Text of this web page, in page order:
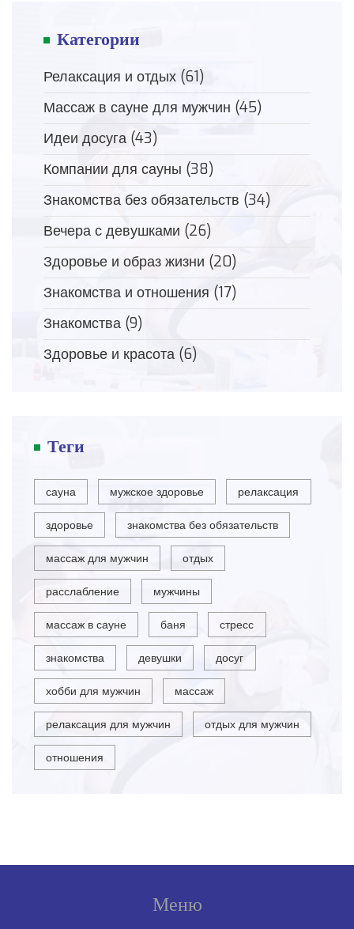
Категории
Релаксация и отдых (61)
Массаж в сауне для мужчин (45)
Идеи досуга (43)
Компании для сауны (38)
Знакомства без обязательств (34)
Вечера с девушками (26)
Здоровье и образ жизни (20)
Знакомства и отношения (17)
Знакомства (9)
Здоровье и красота (6)
Теги
сауна мужское здоровье релаксация
здоровье знакомства без обязательств
массаж для мужчин отдых
расслабление мужчины
массаж в сауне баня стресс
знакомства девушки досуг
хобби для мужчин массаж
релаксация для мужчин отдых для мужчин
отношения
Меню